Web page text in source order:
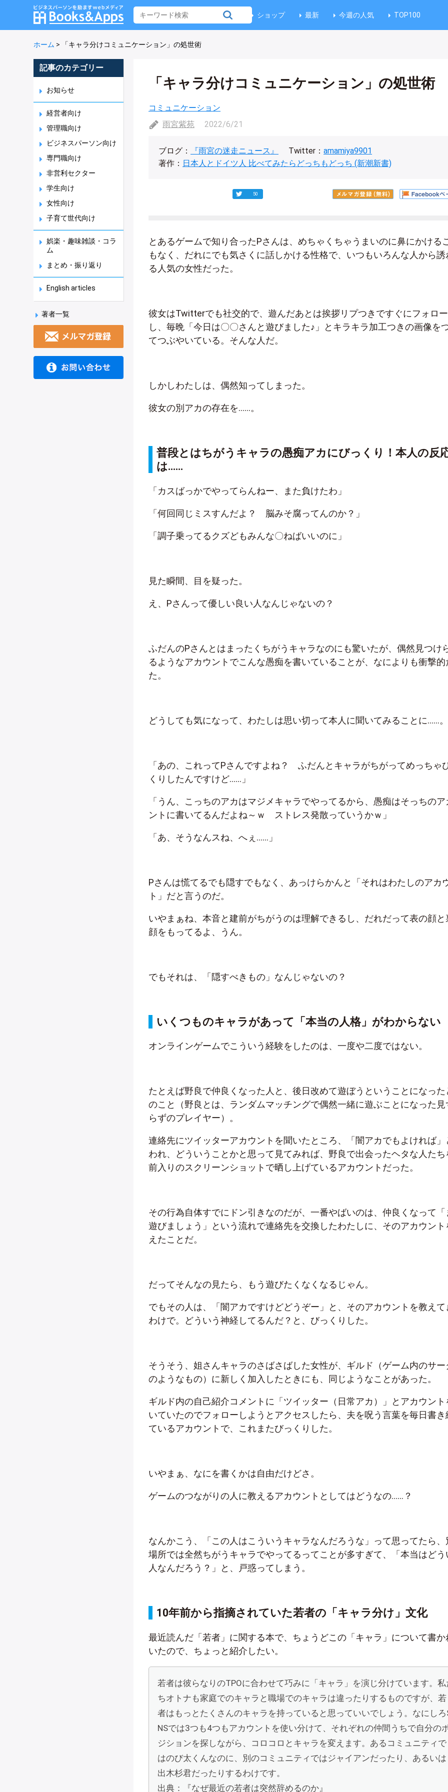
ショップ 最新 今週の人気 TOP100
ホーム > 「キャラ分けコミュニケーション」の処世術
記事のカテゴリー
お知らせ
経営者向け
管理職向け
ビジネスパーソン向け
専門職向け
非営利セクター
学生向け
女性向け
子育て世代向け
娯楽・趣味雑談・コラ
ム
まとめ・振り返り
English articles
著者一覧
「キャラ分けコミュニケーション」の処世術
コミュニケーション
雨宮紫苑
2022/6/21
ブログ： 『雨宮の迷走ニュース』 Twitter： amamiya9901
著作： 日本人とドイツ人 比べてみたらどっちもどっち (新潮新書)
50
とあるゲームで知り合ったPさんは、めちゃくちゃうまいのに鼻にかける
もなく、だれにでも気さくに話しかける性格で、いつもいろんな人から誘
る人気の女性だった。
彼女はTwitterでも社交的で、遊んだあとは挨拶リプつきですぐにフォロー
し、毎晩「今日は〇〇さんと遊びました♪」とキラキラ加工つきの画像を
てつぶやいている。そんな人だ。
しかしわたしは、偶然知ってしまった。
彼女の別アカの存在を……。
普段とはちがうキャラの愚痴アカにびっくり！本人の反
は……
「カスばっかでやってらんねー、また負けたわ」
「何回同じミスすんだよ？ 脳みそ腐ってんのか？」
「調子乗ってるクズどもみんな〇ねばいいのに」
見た瞬間、目を疑った。
え、Pさんって優しい良い人なんじゃないの？
ふだんのPさんとはまったくちがうキャラなのにも驚いたが、偶然見つけ
るようなアカウントでこんな愚痴を書いていることが、なによりも衝撃的
た。
どうしても気になって、わたしは思い切って本人に聞いてみることに……。
「あの、これってPさんですよね？ ふだんとキャラがちがってめっちゃ
くりしたんですけど……」
「うん、こっちのアカはマジメキャラでやってるから、愚痴はそっちのア
ントに書いてるんだよね～ｗ ストレス発散っていうかｗ」
「あ、そうなんスね、へぇ……」
Pさんは慌てるでも隠すでもなく、あっけらかんと「それはわたしのアカ
ト」だと言うのだ。
いやまぁね、本音と建前がちがうのは理解できるし、だれだって表の顔と
顔をもってるよ、うん。
でもそれは、「隠すべきもの」なんじゃないの？
いくつものキャラがあって「本当の人格」がわからない
オンラインゲームでこういう経験をしたのは、一度や二度ではない。
たとえば野良で仲良くなった人と、後日改めて遊ぼうということになった
のこと（野良とは、ランダムマッチングで偶然一緒に遊ぶことになった見
らずのプレイヤー）。
連絡先にツイッターアカウントを聞いたところ、「闇アカでもよければ」
われ、どういうことかと思って見てみれば、野良で出会ったヘタな人たち
前入りのスクリーンショットで晒し上げているアカウントだった。
その行為自体すでにドン引きなのだが、一番やばいのは、仲良くなって「
遊びましょう」という流れで連絡先を交換したわたしに、そのアカウント
えたことだ。
だってそんなの見たら、もう遊びたくなくなるじゃん。
でもその人は、「闇アカですけどどうぞー」と、そのアカウントを教えて
わけで。どういう神経してるんだ？と、びっくりした。
そうそう、姐さんキャラのさばさばした女性が、ギルド（ゲーム内のサー
のようなもの）に新しく加入したときにも、同じようなことがあった。
ギルド内の自己紹介コメントに「ツイッター（日常アカ）」とアカウント
いていたのでフォローしようとアクセスしたら、夫を呪う言葉を毎日書き
ているアカウントで、これまたびっくりした。
いやまぁ、なにを書くかは自由だけどさ。
ゲームのつながりの人に教えるアカウントとしてはどうなの……？
なんかこう、「この人はこういうキャラなんだろうな」って思ってたら、
場所では全然ちがうキャラでやってるってことが多すぎて、「本当はどう
人なんだろう？」と、戸惑ってしまう。
10年前から指摘されていた若者の「キャラ分け」文化
最近読んだ「若者」に関する本で、ちょうどこの「キャラ」について書か
いたので、ちょっと紹介したい。
若者は彼らなりのTPOに合わせて巧みに「キャラ」を演じ分けています。私
ちオトナも家庭でのキャラと職場でのキャラは違ったりするものですが、若
者はもっとたくさんのキャラを持っていると思っていいでしょう。なにしろ
NSでは3つも4つもアカウントを使い分けて、それぞれの仲間うちで自分の
ジションを探しながら、コロコロとキャラを変えます。あるコミュニティで
はのび太くんなのに、別のコミュニティではジャイアンだったり、あるいは
出木杉君だったりするわけです。
出典：『なぜ最近の若者は突然辞めるのか』